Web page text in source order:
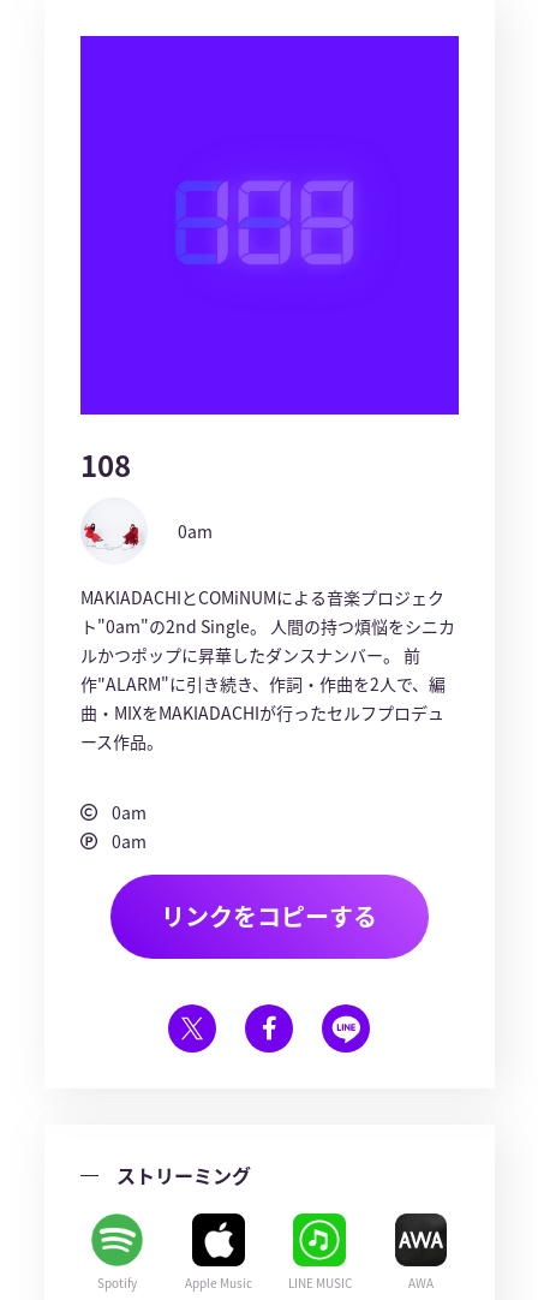
108
0am
MAKIADACHIとCOMiNUMによる音楽プロジェク
ト"0am"の2nd Single。 人間の持つ煩悩をシニカ
ルかつポップに昇華したダンスナンバー。 前
作"ALARM"に引き続き、作詞・作曲を2人で、編
曲・MIXをMAKIADACHIが行ったセルフプロデュ
ース作品。
0am
0am
リンクをコピーする
ストリーミング
Spotify Apple Music LINE MUSIC AWA